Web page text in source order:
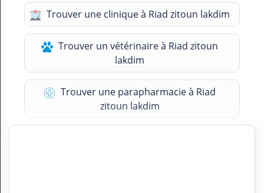
Trouver une clinique à Riad zitoun lakdim
Trouver un vétérinaire à Riad zitoun
lakdim
Trouver une parapharmacie à Riad
zitoun lakdim